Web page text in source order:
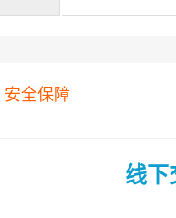
安全保障
线下